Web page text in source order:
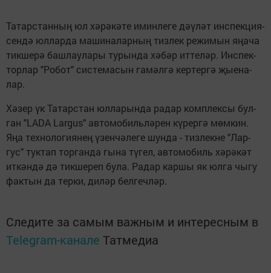
Та­тар­стан­ның юл хә­рә­кәте имин­ле­ге дәү­ләт ин­с­пек­ци­я­
сен­дә юл­лар­да ма­ши­на­лар­ның тиз­лек ре­жи­мын яңа­ча
тик­ше­рә баш­лау­ла­ры ту­рын­да хә­бәр ит­те­ләр. Ин­с­пек­
тор­лар "Ро­бот" сис­те­ма­сын га­мәл­гә кер­тер­гә җы­е­на­
лар.
Хә­зер үк Та­тар­стан юл­ла­рын­да ра­дар ком­п­лек­сы бул­
ган "LADA Largus" ав­то­мо­биль­лә­рен кү­рер­гә мөм­кин.
Яңа тех­но­ло­ги­я­нең үзен­чәле­ге шун­да - тиз­лек­не "Лар­
гус" тук­тап тор­ган­да гы­на түгел, ав­то­мо­биль хәрә­кәт
ит­кән­дә дә тик­ше­реп бу­ла. Ра­дар кар­шы як юл­га чы­гу
фак­тын да тер­ки, ди­ләр бел­геч­ләр.
Следите за самым важным и интересным в
Telegram-канале Татмедиа